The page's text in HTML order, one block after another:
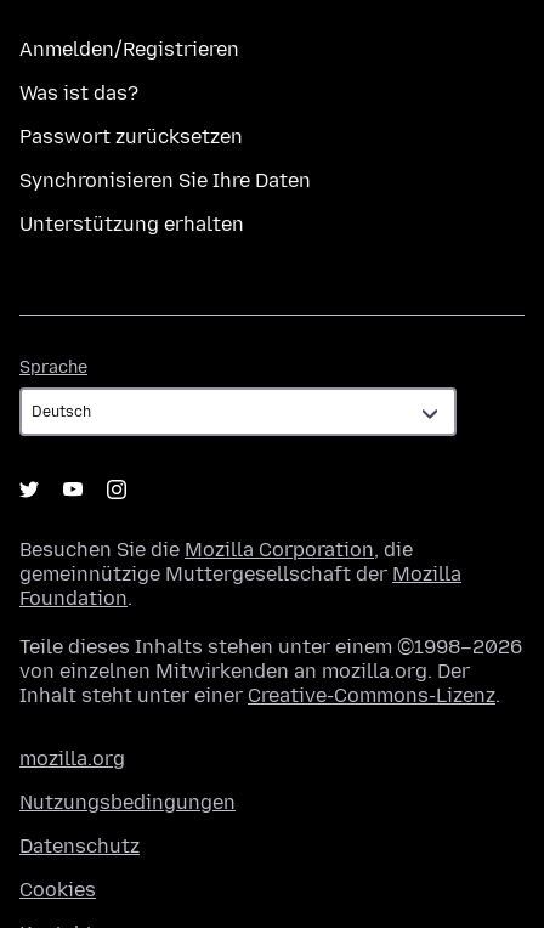
Anmelden/Registrieren
Was ist das?
Passwort zurücksetzen
Synchronisieren Sie Ihre Daten
Unterstützung erhalten
Sprache
Besuchen Sie die Mozilla Corporation, die
gemeinnützige Muttergesellschaft der Mozilla
Foundation.
Teile dieses Inhalts stehen unter einem ©1998–2026
von einzelnen Mitwirkenden an mozilla.org. Der
Inhalt steht unter einer Creative-Commons-Lizenz.
mozilla.org
Nutzungsbedingungen
Datenschutz
Cookies